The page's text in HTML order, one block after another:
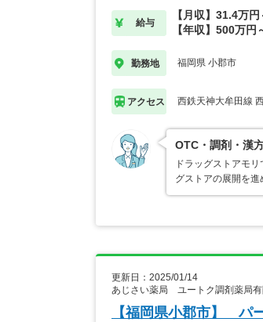
給与
【月収】31.4万
【年収】500万円
勤務地 福岡県 小郡市
アクセス 西鉄天神大牟田線
OTC・調剤・漢
ドラッグストアモ
グストアの展開を
更新日：2025/01/14
あじさい薬局 ユートク調剤薬局有
【福岡県小郡市】 パ